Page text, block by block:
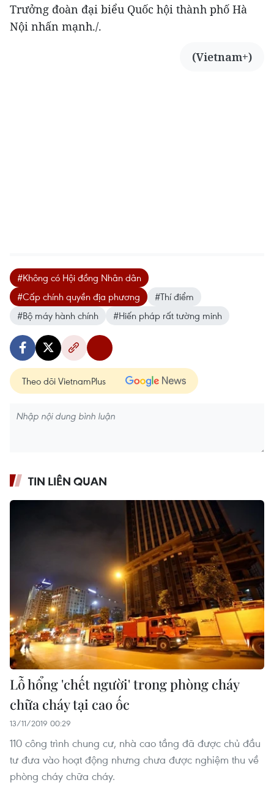
Trưởng đoàn đại biểu Quốc hội thành phố Hà
Nội nhấn mạnh./.
(Vietnam+)
#Không có Hội đồng Nhân dân
#Cấp chính quyền địa phương
#Thí điểm
#Bộ máy hành chính
#Hiến pháp rất tường minh
Theo dõi VietnamPlus
TIN LIÊN QUAN
Lỗ hổng 'chết người' trong phòng cháy
chữa cháy tại cao ốc
13/11/2019 00:29
110 công trình chung cư, nhà cao tầng đã được chủ đầu
tư đưa vào hoạt động nhưng chưa được nghiệm thu về
phòng cháy chữa cháy.